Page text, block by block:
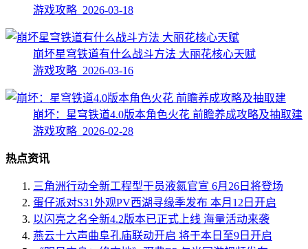
游戏攻略 2026-03-18
崩坏星穹铁道有什么战斗方法 大丽花核心天赋
游戏攻略 2026-03-16
崩坏：星穹铁道4.0版本角色火花 前瞻养成攻略及抽取建
游戏攻略 2026-02-28
热点资讯
三角洲行动全新工程型干员液氮官宣 6月26日将登场
蛋仔派对S31外观PV西湖寻缘季发布 本月12日开启
以闪亮之名全新4.2版本已正式上线 海量活动来袭
燕云十六声曲阜孔庙联动开启 将于本日至9日开启